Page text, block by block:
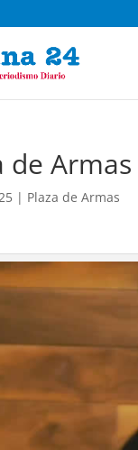
de Armas
| Plaza de Armas